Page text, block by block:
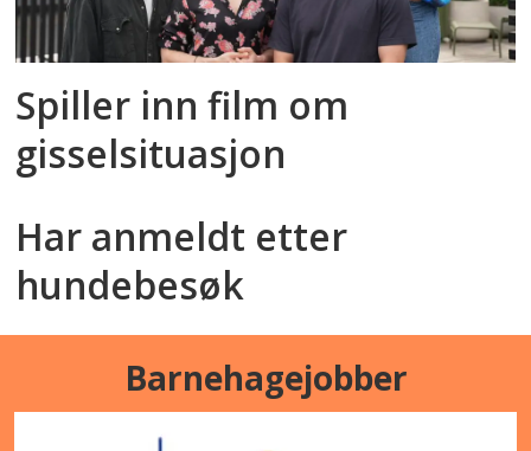
Spiller inn film om
gisselsituasjon
Har anmeldt etter
hundebesøk
Barnehagejobber